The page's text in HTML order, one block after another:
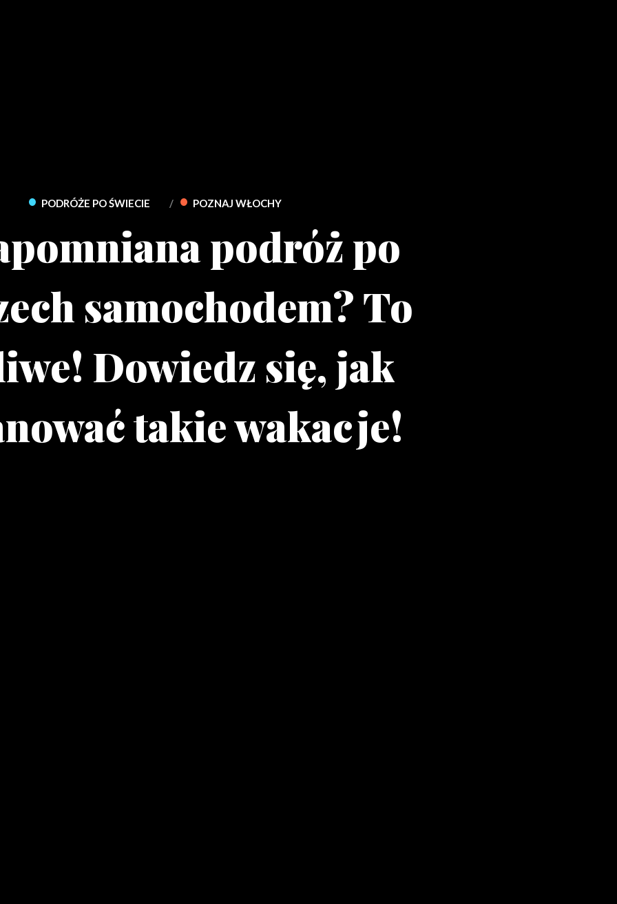
• PODRÓŻE PO ŚWIECIE • POZNAJ WŁOCHY
podróż po
samochodem? To
Dowiedz się, jak
takie wakacje!